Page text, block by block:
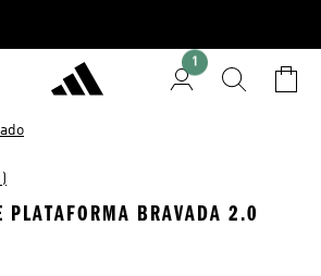
1
PLATAFORMA BRAVADA 2.0